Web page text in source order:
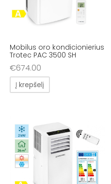
Mobilus oro kondicionierius
Trotec PAC 3500 SH
€674.00
Į krepšelį